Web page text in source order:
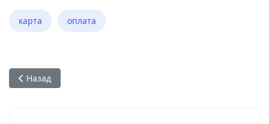
карта оплата
Предыдущий: Зачем мне личный кабинет?
Назад